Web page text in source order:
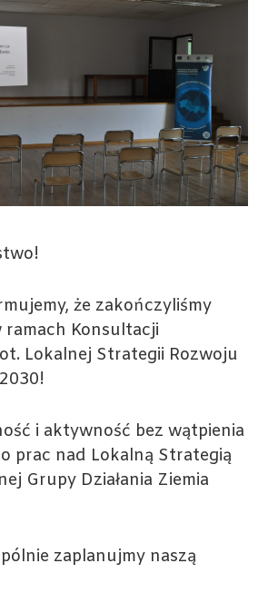
że zakończyliśmy
Konsultacji
Lokalnej Strategii Rozwoju
i aktywność bez wątpienia
prac nad Lokalną Strategią
Grupy Działania Ziemia
zaplanujmy naszą